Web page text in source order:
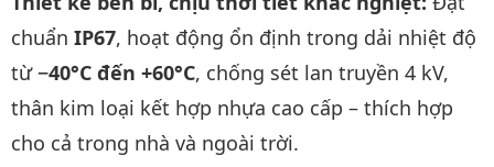
chuẩn IP67, hoạt động ổn định trong dải nhiệt độ
từ−40°C đến +60°C, chống sét lan truyền 4 kV,
thân kim loại kết hợp nhựa cao cấp – thích hợp
cho cả trong nhà và ngoài trời.